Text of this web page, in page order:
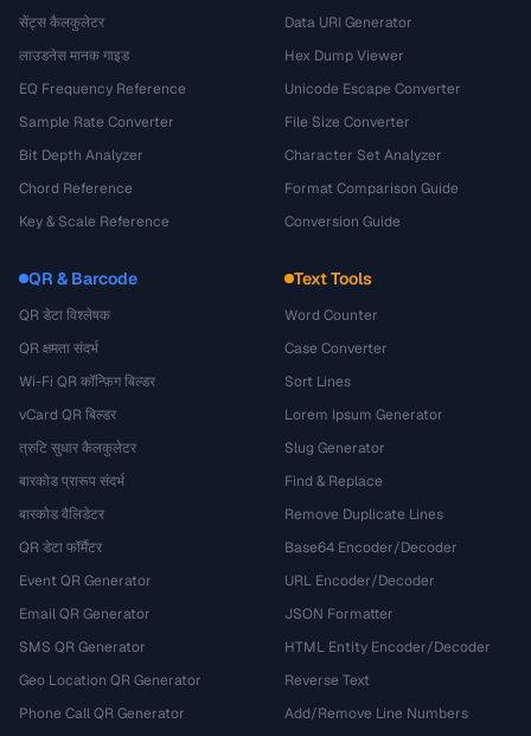
सेंट्स कैलकुलेटर
लाउडनेस मानक गाइड
EQ Frequency Reference
Sample Rate Converter
Bit Depth Analyzer
Chord Reference
Key & Scale Reference
Data URI Generator
Hex Dump Viewer
Unicode Escape Converter
File Size Converter
Character Set Analyzer
Format Comparison Guide
Conversion Guide
QR & Barcode
QR डेटा विश्लेषक
QR क्षमता संदर्भ
Wi-Fi QR कॉन्फ़िग बिल्डर
vCard QR बिल्डर
त्रुटि सुधार कैलकुलेटर
बारकोड प्रारूप संदर्भ
बारकोड वैलिडेटर
QR डेटा फॉर्मैटर
Event QR Generator
Email QR Generator
SMS QR Generator
Geo Location QR Generator
Phone Call QR Generator
Text Tools
Word Counter
Case Converter
Sort Lines
Lorem Ipsum Generator
Slug Generator
Find & Replace
Remove Duplicate Lines
Base64 Encoder/Decoder
URL Encoder/Decoder
JSON Formatter
HTML Entity Encoder/Decoder
Reverse Text
Add/Remove Line Numbers